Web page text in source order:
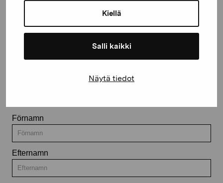
Kiellä
Salli kaikki
Näytä tiedot
Håll dig uppdaterad om aktuella
Förnamn
Efternamn